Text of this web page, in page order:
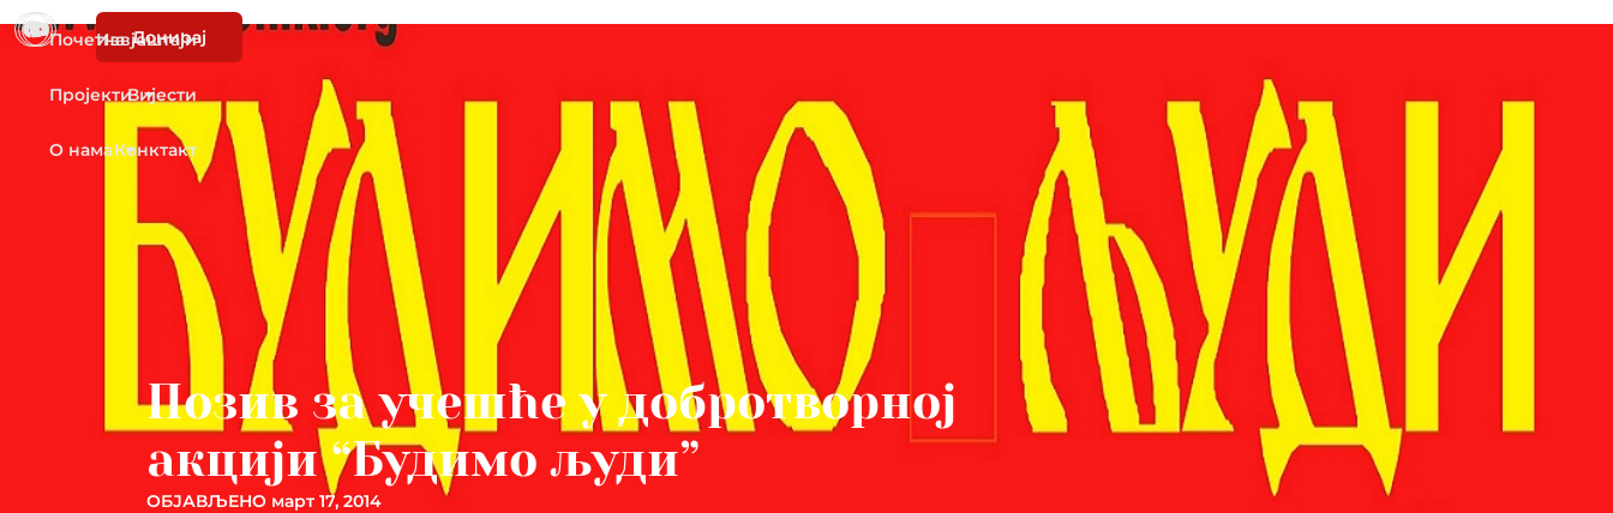
Почетна
Пројекти
О нама
Извјештаји
Вијести
Конктакт
Донирај
Позив за учешће у добротворној
акцији “Будимо људи”
ОБЈАВЉЕНО март 17, 2014